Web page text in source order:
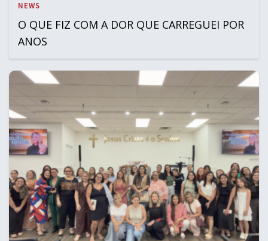
NEWS
O QUE FIZ COM A DOR QUE CARREGUEI POR
ANOS